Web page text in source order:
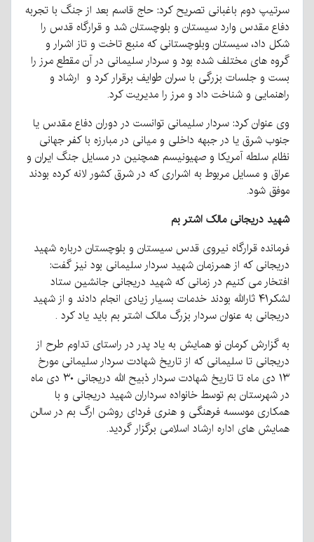
سرتیپ دوم باغبانی تصریح کرد: حاج قاسم بعد از جنگ با تجربه
دفاع مقدس وارد سیستان و بلوچستان شد و قرارگاه قدس را
شکل داد، سیستان وبلوچستانی که منبع تاخت و تاز اشرار و
گروه های مختلف شده بود و سردار سلیمانی در آن مقطع مرز را
بست و جلسات بزرگی با سران طوایف برقرار کرد و ارشاد و
راهنمایی و شناخت داد و مرز را مدیریت کرد.
وی عنوان کرد: سردار سلیمانی توانست در دوران دفاع مقدس یا
جنوب شرق یا در جبهه داخلی و میانی در مبارزه با کفر جهانی
نظام سلطه آمریکا و صهیونیسم همچنین در مسایل جنگ ایران و
عراق و مسایل مربوط به اشراری که در شرق کشور لانه کرده بودند
موفق شود.
شهید دریجانی مالک اشتر بم
فرمانده قرارگاه نیروی قدس سیستان و بلوچستان درباره شهید
دریجانی که از همرزمان شهید سردار سلیمانی بود نیز گفت:
افتخار می کنیم در زمانی که شهید دریجانی جانشین ستاد
لشکر۴۱ ثارالله بودند خدمات بسیار زیادی انجام دادند و از شهید
دریجانی به عنوان سردار بزرگ مالک اشتر بم باید یاد کرد .
به گزارش کرمان نو همایش به یاد پدر در راستای تداوم طرح از
دریجانی تا سلیمانی که از تاریخ شهادت سردار سلیمانی مورخ
۱۳ دی ماه تا تاریخ شهادت سردار ذبیح الله دریجانی ۳۰ دی ماه
در شهرستان بم توسط خانواده سرداران شهید دریجانی و با
همکاری موسسه فرهنگی و هنری فردای روشن ارگ بم در سالن
همایش های اداره ارشاد اسلامی برگزار گردید.